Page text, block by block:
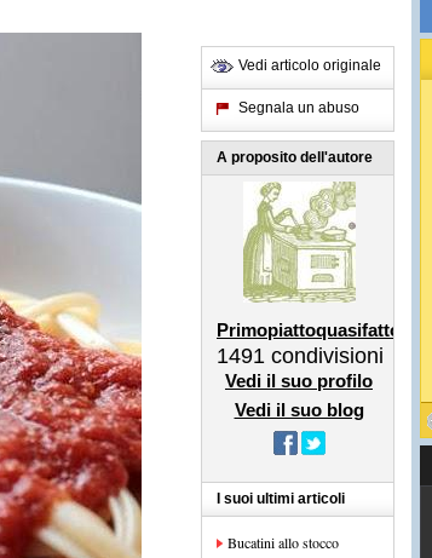
Vedi articolo originale
Segnala un abuso
A proposito dell'autore
Primopiattoquasifatto
1491 condivisioni
Vedi il suo profilo
Vedi il suo blog
I suoi ultimi articoli
Bucatini allo stocco